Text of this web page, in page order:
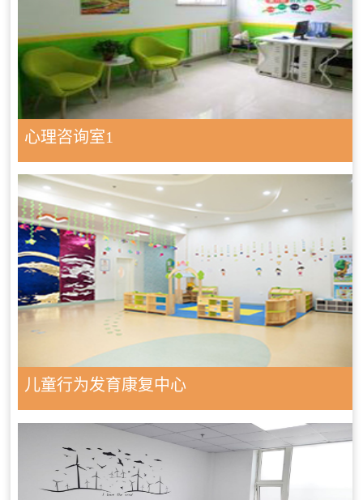
心理咨询室1
儿童行为发育康复中心